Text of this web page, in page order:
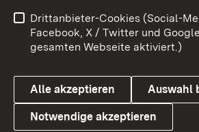
Link zum Landesportal
Benutzungshinweise
Datenschutz
Cookies
Drittanbieter-Cookies (Social-
Facebook, X / Twitter und
gesamten Webseite aktiviert.)
Alle akzeptieren Auswahl
Notwendige akzeptieren